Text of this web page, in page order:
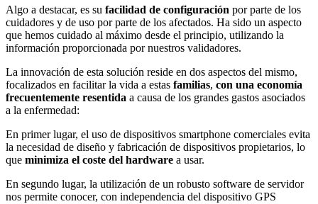
Algo a destacar, es su facilidad de configuración por parte de los
cuidadores y de uso por parte de los afectados. Ha sido un aspecto
que hemos cuidado al máximo desde el principio, utilizando la
información proporcionada por nuestros validadores.
La innovación de esta solución reside en dos aspectos del mismo,
focalizados en facilitar la vida a estas familias, con una economía
frecuentemente resentida a causa de los grandes gastos asociados
a la enfermedad:
En primer lugar, el uso de dispositivos smartphone comerciales evita
la necesidad de diseño y fabricación de dispositivos propietarios, lo
que minimiza el coste del hardware a usar.
En segundo lugar, la utilización de un robusto software de servidor
nos permite conocer, con independencia del dispositivo GPS